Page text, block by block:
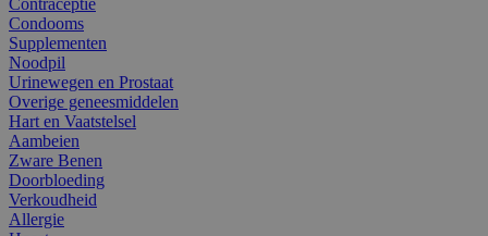
Condooms
Supplementen
Noodpil
Urinewegen en Prostaat
Overige geneesmiddelen
Hart en Vaatstelsel
Aambeien
Zware Benen
Doorbloeding
Verkoudheid
Allergie